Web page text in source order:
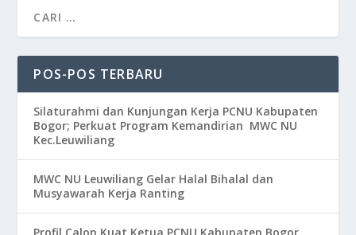
POS-POS TERBARU
Silaturahmi dan Kunjungan Kerja PCNU Kabupaten
Bogor; Perkuat Program Kemandirian MWC NU
Kec.Leuwiliang
MWC NU Leuwiliang Gelar Halal Bihalal dan
Musyawarah Kerja Ranting